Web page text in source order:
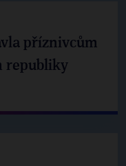
příznivcům
republiky